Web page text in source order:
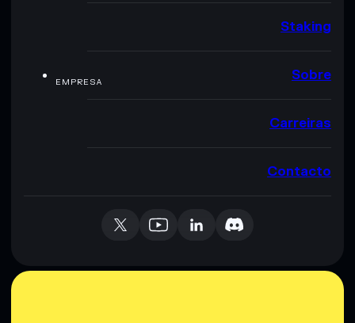
Staking
EMPRESA Sobre
Carreiras
Contacto